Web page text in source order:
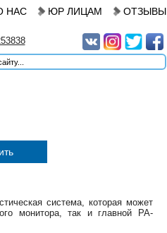
НАС ЮР ЛИЦАМ ОТЗЫВЫ
система, которая может
монитора, так и главной РА-